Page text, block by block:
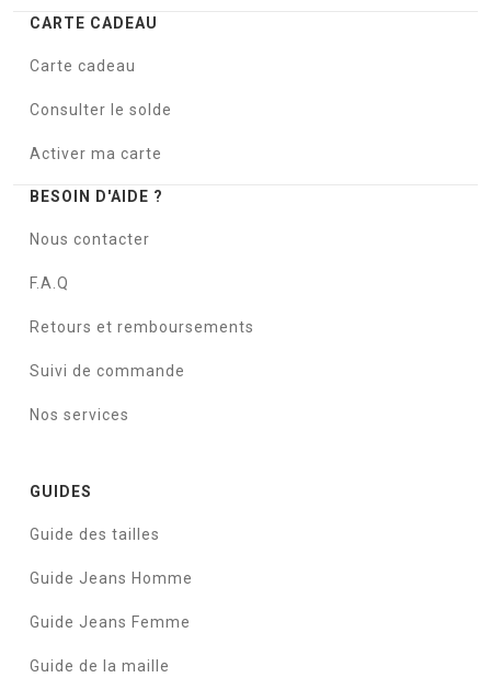
CARTE CADEAU
Carte cadeau
Consulter le solde
Activer ma carte
BESOIN D'AIDE ?
Nous contacter
F.A.Q
Retours et remboursements
Suivi de commande
Nos services
GUIDES
Guide des tailles
Guide Jeans Homme
Guide Jeans Femme
Guide de la maille